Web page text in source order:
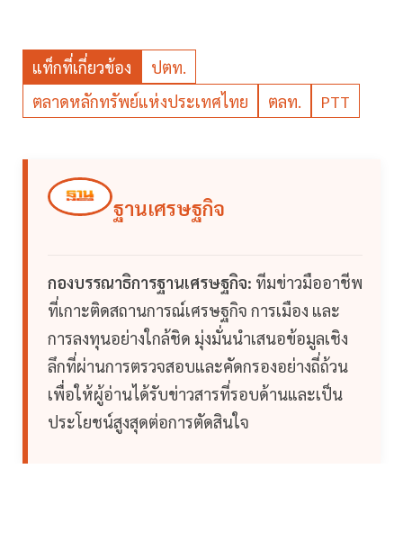
แท็กที่เกี่ยวข้อง
ปตท.
ตลาดหลักทรัพย์แห่งประเทศไทย
ตลท. PTT
ฐานเศรษฐกิจ
กองบรรณาธิการฐานเศรษฐกิจ: ทีมข่าวมืออาชีพ
ที่เกาะติดสถานการณ์เศรษฐกิจ การเมือง และ
การลงทุนอย่างใกล้ชิด มุ่งมั่นนำเสนอข้อมูลเชิง
ลึกที่ผ่านการตรวจสอบและคัดกรองอย่างถี่ถ้วน
เพื่อให้ผู้อ่านได้รับข่าวสารที่รอบด้านและเป็น
ประโยชน์สูงสุดต่อการตัดสินใจ